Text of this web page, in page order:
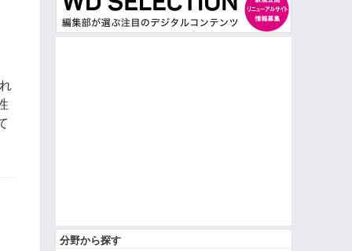
分野から探す